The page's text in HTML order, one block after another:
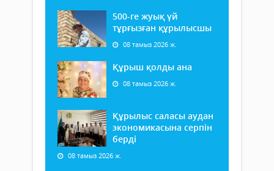
500-ге жуық үй
тұрғызған құрылысшы
08 тамыз 2026 ж.
Құрыш қолды ана
08 тамыз 2026 ж.
Құрылыс саласы аудан
экономикасына серпін
берді
08 тамыз 2026 ж.